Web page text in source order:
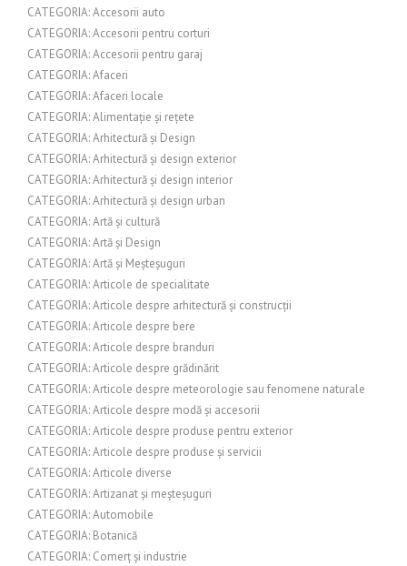
CATEGORIA: Accesorii auto
CATEGORIA: Accesorii pentru corturi
CATEGORIA: Accesorii pentru garaj
CATEGORIA: Afaceri
CATEGORIA: Afaceri locale
CATEGORIA: Alimentație și rețete
CATEGORIA: Arhitectură și Design
CATEGORIA: Arhitectură și design exterior
CATEGORIA: Arhitectură și design interior
CATEGORIA: Arhitectură și design urban
CATEGORIA: Artă și cultură
CATEGORIA: Artă și Design
CATEGORIA: Artă și Meșteșuguri
CATEGORIA: Articole de specialitate
CATEGORIA: Articole despre arhitectură și construcții
CATEGORIA: Articole despre bere
CATEGORIA: Articole despre branduri
CATEGORIA: Articole despre grădinărit
CATEGORIA: Articole despre meteorologie sau fenomene naturale
CATEGORIA: Articole despre modă și accesorii
CATEGORIA: Articole despre produse pentru exterior
CATEGORIA: Articole despre produse și servicii
CATEGORIA: Articole diverse
CATEGORIA: Artizanat și meșteșuguri
CATEGORIA: Automobile
CATEGORIA: Botanică
CATEGORIA: Comerț și industrie